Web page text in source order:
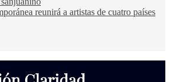
reunirá a artistas de cuatro países